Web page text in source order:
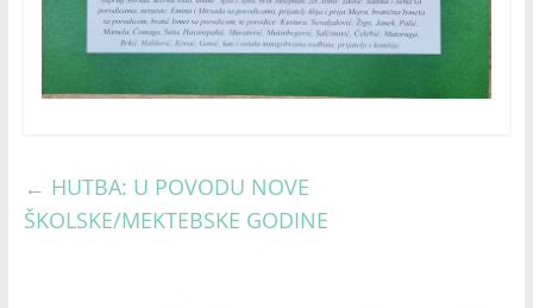
← HUTBA: U POVODU NOVE
ŠKOLSKE/MEKTEBSKE GODINE